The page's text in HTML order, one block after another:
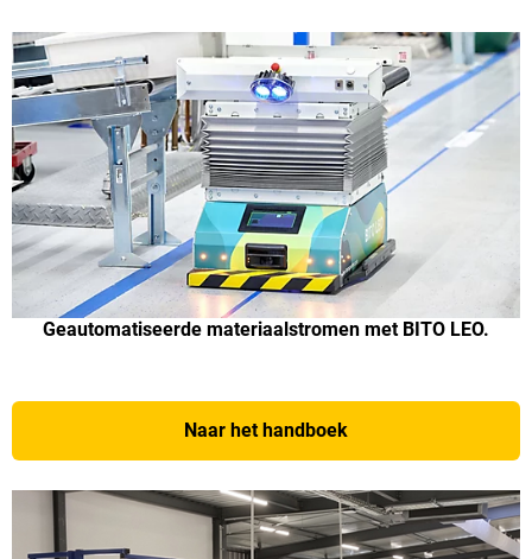
Geautomatiseerde materiaalstromen met BITO LEO.
Naar het handboek